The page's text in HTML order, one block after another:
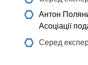
Антон
Асоціації
Серед